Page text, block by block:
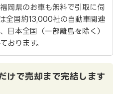
岡県のお車も無料で引取に伺
全国約13,000社の自動車関連
日本全国（一部離島を除く）
おります。
けで売却まで完結します